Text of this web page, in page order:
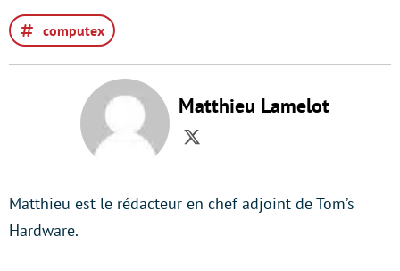
computex
Matthieu Lamelot
Twitter
Matthieu est le rédacteur en chef adjoint de Tom’s
Hardware.